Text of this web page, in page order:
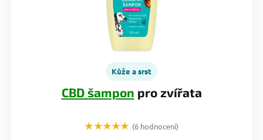
Kůže a srst
CBD šampon pro zvířata
★★★★★ (6 hodnocení)